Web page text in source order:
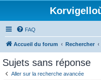
FAQ
Accueil du forum Rechercher
Sujets sans réponse
Aller sur la recherche avancée